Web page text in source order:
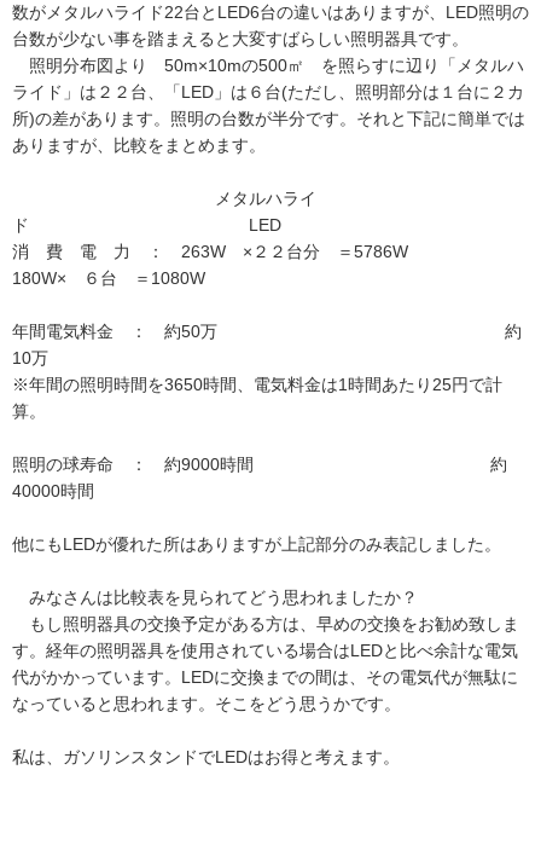
数がメタルハライド22台とLED6台の違いはありますが、LED照明の
台数が少ない事を踏まえると大変すばらしい照明器具です。
照明分布図より 50m×10mの500㎡ を照らすに辺り「メタルハ
ライド」は２２台、「LED」は６台(ただし、照明部分は１台に２カ
所)の差があります。照明の台数が半分です。それと下記に簡単では
ありますが、比較をまとめます。
メタルハライ
ド LED
消 費 電 力 ： 263W ×２２台分 ＝5786W
180W× ６台 ＝1080W
年間電気料金 ： 約50万 約
10万
※年間の照明時間を3650時間、電気料金は1時間あたり25円で計
算。
照明の球寿命 ： 約9000時間 約
40000時間
他にもLEDが優れた所はありますが上記部分のみ表記しました。
みなさんは比較表を見られてどう思われましたか？
もし照明器具の交換予定がある方は、早めの交換をお勧め致しま
す。経年の照明器具を使用されている場合はLEDと比べ余計な電気
代がかかっています。LEDに交換までの間は、その電気代が無駄に
なっていると思われます。そこをどう思うかです。
私は、ガソリンスタンドでLEDはお得と考えます。